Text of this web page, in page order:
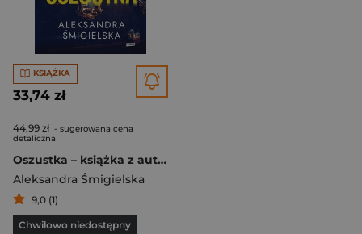
KSIĄŻKA
33,74 zł
44,99 zł - sugerowana cena
detaliczna
Oszustka – książka z autografem
Aleksandra Śmigielska
9,0 (1)
Chwilowo niedostępny